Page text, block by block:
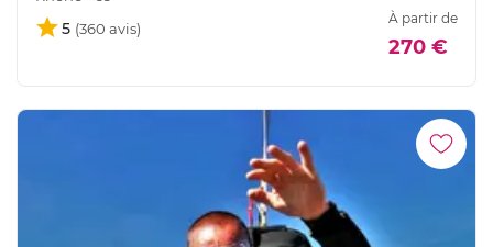
5
À partir de
270 €